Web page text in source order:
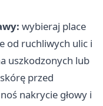
wybieraj place
od ruchliwych ulic i
uszkodzonych lub
przed
nakrycie głowy i